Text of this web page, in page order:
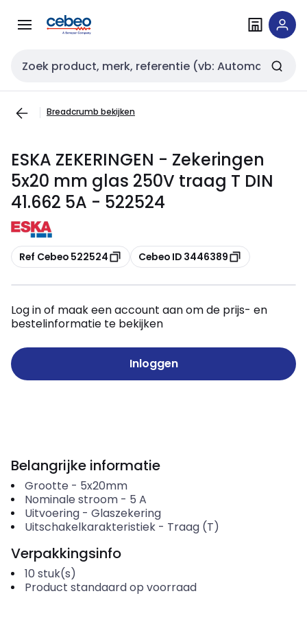
naar
naar
Zoekveld invoer
Breadcrumb bekijken
ESKA ZEKERINGEN - Zekeringen
5x20 mm glas 250V traag T DIN
41.662 5A - 522524
Kopiëren
Ref Cebeo 522524 Kopiëren
Cebeo ID 3446389
Log in of maak een account aan om de prijs- en
bestelinformatie te bekijken
Inloggen
Belangrijke informatie
Grootte - 5x20mm
Nominale stroom- 5 A
Uitvoering- Glaszekering
Uitschakelkarakteristiek- Traag (T)
Verpakkingsinfo
10 stuk(s)
Product standaard op voorraad